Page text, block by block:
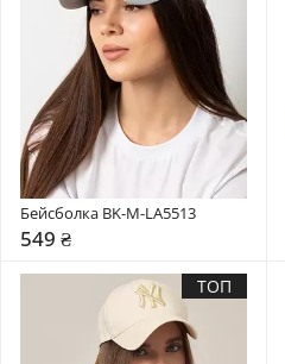
Бейсболка BK-M-LA5513
549 ₴
ТОП